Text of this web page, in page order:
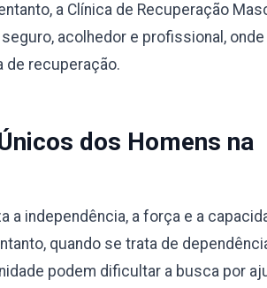
a Clínica de Recuperação
acolhedor e profissional,
de recuperação.
dos Homens na
independência, a força e a
quando se trata de
podem dificultar a busca por